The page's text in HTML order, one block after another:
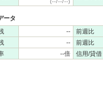
(--/--/--)
ータ
--
前週比
--
前週比
--倍 信用/貸借